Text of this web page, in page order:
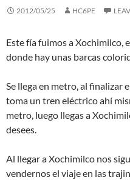
2012/05/25 HC6PE
Este fía fuimos a Xochimilco,
donde hay unas barcas
Se llega en metro, al finalizar
toma un tren eléctrico ahí
metro, luego llegas a
desees.
Al llegar a Xochimilco nos
vendernos el viaje en las